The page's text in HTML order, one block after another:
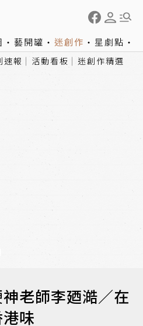
藝開罐 迷創作 星劇點
速報 活動看板 迷創作精選
神老師李廼澔／在
味